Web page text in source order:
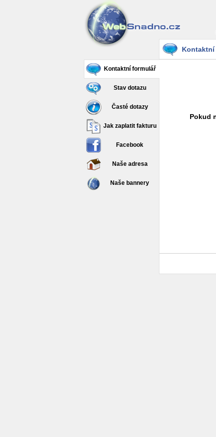
Kontaktní formulář
Stav dotazu
Časté dotazy
Jak zaplatit fakturu
Facebook
Naše adresa
Naše bannery
Kontaktní
Pokud